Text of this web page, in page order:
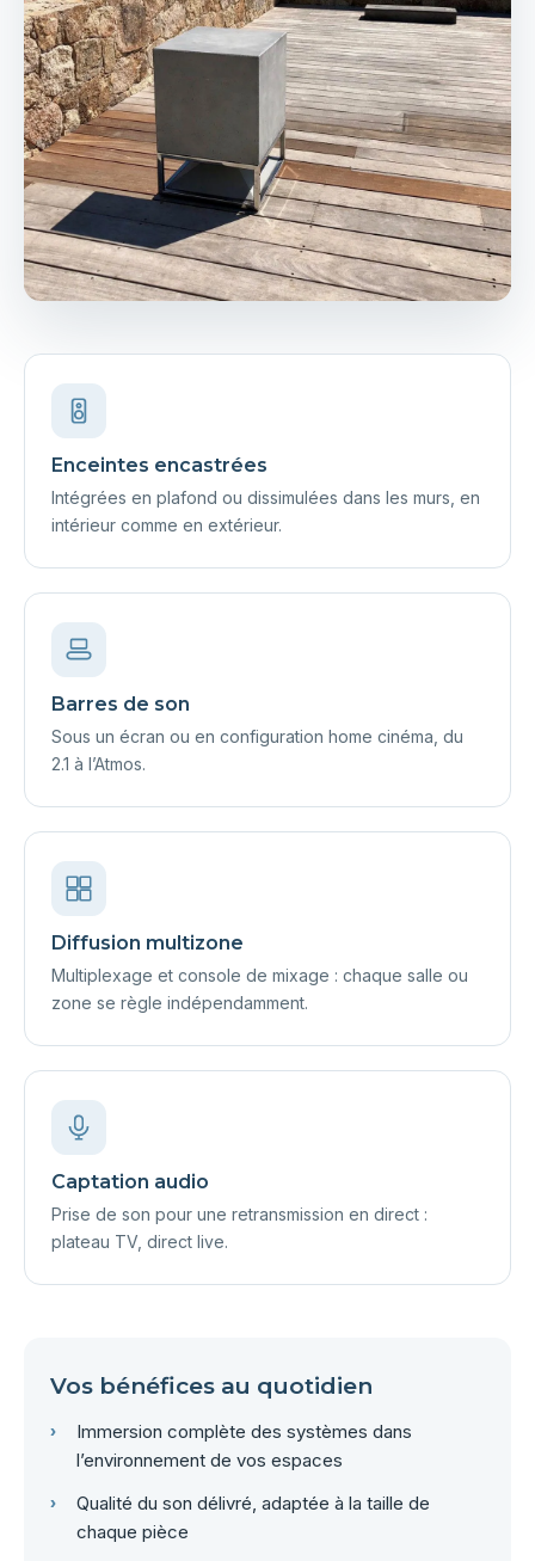
Enceintes encastrées
Intégrées en plafond ou dissimulées dans les murs, en
intérieur comme en extérieur.
Barres de son
Sous un écran ou en configuration home cinéma, du
2.1 à l’Atmos.
Diffusion multizone
Multiplexage et console de mixage : chaque salle ou
zone se règle indépendamment.
Captation audio
Prise de son pour une retransmission en direct :
plateau TV, direct live.
Vos bénéfices au quotidien
Immersion complète des systèmes dans
l’environnement de vos espaces
Qualité du son délivré, adaptée à la taille de
chaque pièce